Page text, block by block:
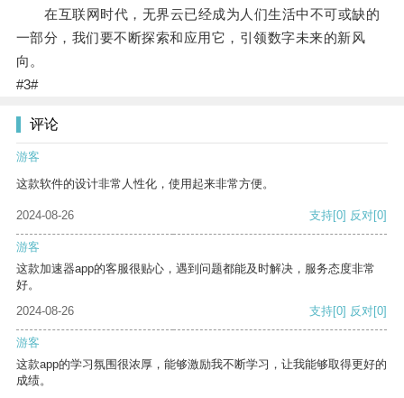
在互联网时代，无界云已经成为人们生活中不可或缺的
一部分，我们要不断探索和应用它，引领数字未来的新风
向。
#3#
评论
游客
这款软件的设计非常人性化，使用起来非常方便。
2024-08-26 支持[0] 反对[0]
游客
这款加速器app的客服很贴心，遇到问题都能及时解决，服务态度非常
好。
2024-08-26
支持[0] 反对[0]
游客
这款app的学习氛围很浓厚，能够激励我不断学习，让我能够取得更好的
成绩。